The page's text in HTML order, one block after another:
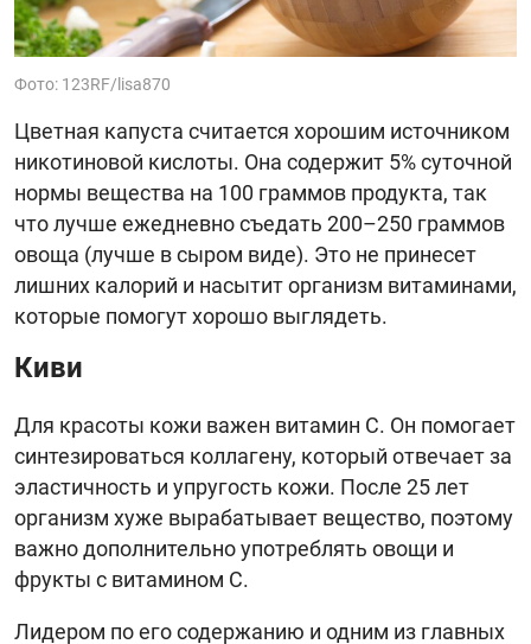
Фото: 123RF/lisa870
Цветная капуста считается хорошим источником
никотиновой кислоты. Она содержит 5% суточной
нормы вещества на 100 граммов продукта, так
что лучше ежедневно съедать 200–250 граммов
овоща (лучше в сыром виде). Это не принесет
лишних калорий и насытит организм витаминами,
которые помогут хорошо выглядеть.
Киви
Для красоты кожи важен витамин C. Он помогает
синтезироваться коллагену, который отвечает за
эластичность и упругость кожи. После 25 лет
организм хуже вырабатывает вещество, поэтому
важно дополнительно употреблять овощи и
фрукты с витамином C.
Лидером по его содержанию и одним из главных